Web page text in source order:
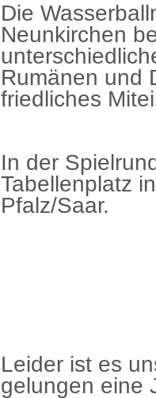
Die
Neunkirchen
Rumänen und
friedliches
In der
Tabellenplatz
Pfalz/Saar.
Leider ist es
gelungen eine